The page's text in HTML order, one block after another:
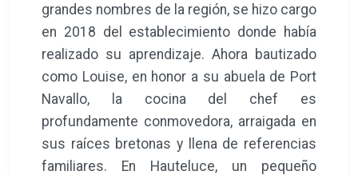
grandes nombres de la región, se hizo cargo
en 2018 del establecimiento donde había
realizado su aprendizaje. Ahora bautizado
como Louise, en honor a su abuela de Port
Navallo, la cocina del chef es
profundamente conmovedora, arraigada en
sus raíces bretonas y llena de referencias
familiares. En Hauteluce, un pequeño